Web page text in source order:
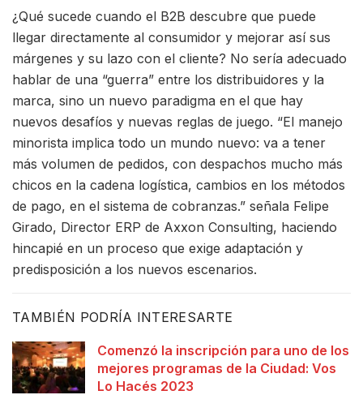
¿Qué sucede cuando el B2B descubre que puede
llegar directamente al consumidor y mejorar así sus
márgenes y su lazo con el cliente? No sería adecuado
hablar de una “guerra” entre los distribuidores y la
marca, sino un nuevo paradigma en el que hay
nuevos desafíos y nuevas reglas de juego. “El manejo
minorista implica todo un mundo nuevo: va a tener
más volumen de pedidos, con despachos mucho más
chicos en la cadena logística, cambios en los métodos
de pago, en el sistema de cobranzas.” señala Felipe
Girado, Director ERP de Axxon Consulting, haciendo
hincapié en un proceso que exige adaptación y
predisposición a los nuevos escenarios.
TAMBIÉN PODRÍA INTERESARTE
Comenzó la inscripción para uno de los
mejores programas de la Ciudad: Vos
Lo Hacés 2023